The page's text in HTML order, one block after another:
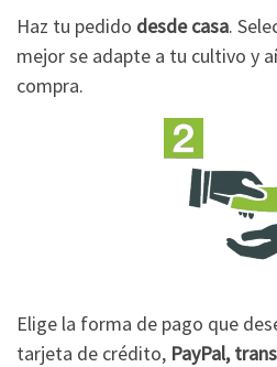
Haz tu pedido desde casa.
mejor se adapte a tu cultivo y
compra.
Elige la forma de pago que
tarjeta de crédito, PayPal,